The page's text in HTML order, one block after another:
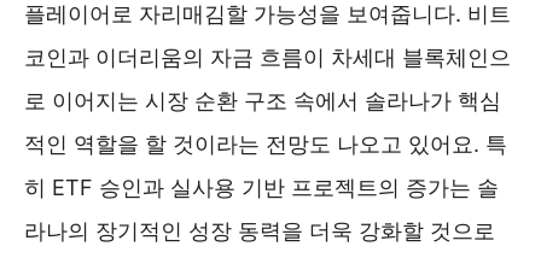
플레이어로 자리매김할 가능성을 보여줍니다. 비트
코인과 이더리움의 자금 흐름이 차세대 블록체인으
로 이어지는 시장 순환 구조 속에서 솔라나가 핵심
적인 역할을 할 것이라는 전망도 나오고 있어요. 특
히 ETF 승인과 실사용 기반 프로젝트의 증가는 솔
라나의 장기적인 성장 동력을 더욱 강화할 것으로